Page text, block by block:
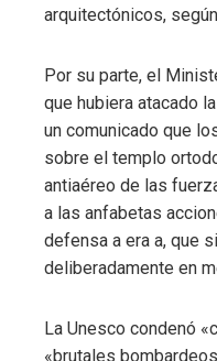
arquitectónicos,
Por su parte, el
que hubiera atacado
un comunicado que
sobre el templo
antiaéreo de las
a las anfabetas
defensa a era a, que
deliberadamente en
La Unesco condenó
«brutales